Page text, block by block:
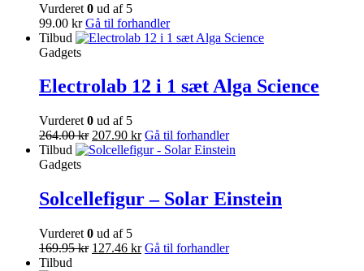
Vurderet 0 ud af 5
99.00 kr Gå til forhandler
Tilbud
Gadgets
Electrolab 12 i 1 sæt Alga Science
Vurderet 0 ud af 5
264.00kr 207.90 kr Gå til forhandler
Tilbud
Gadgets
Solcellefigur – Solar Einstein
Vurderet 0 ud af 5
169.95kr 127.46 kr Gå til forhandler
Tilbud